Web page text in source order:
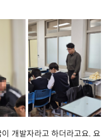
개발자라고 하더라고요. 요